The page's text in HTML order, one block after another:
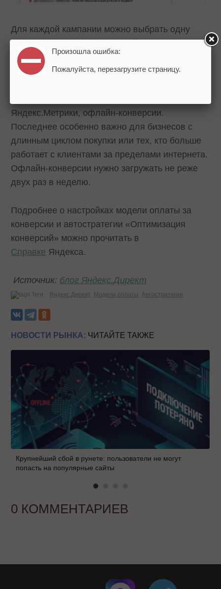
Для каждой кампании можно выбрать одну
цель, например, заказы на сайте или
заполнение заявок.
Яндекс.Метрики, офлайн-конверсии.
Последнее особенно важно для бизнесов с
длинным циклом покупки или тех, кто больше
работает с клиентами за пределами интернета.
Офлайн-конверсии нужно загружать не реже
двух раз в неделю.
Подробнее о настройках модели оплаты за
конверсии и автостратегии «Оптимизация
конверсий» можно прочитать в
Справке Яндекса.
Источник: блог Яндекс.Директ
Теги: Яндекс.Директ Модели оплаты Автостратегии
НОВОСТИ РЫНКА: ЧИТАЙТЕ ТАКЖЕ
Крупнейший сбой в рунете: пользователи не могут
попасть на популярные сайты
0 КОММЕНТАРИЕВ
Произошла ошибка:
Пожалуйста, перезагрузите страницу.